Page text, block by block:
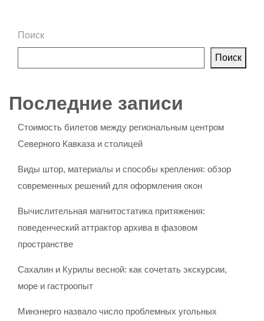
Поиск
Поиск
Последние записи
Стоимость билетов между региональным центром
Северного Кавказа и столицей
Виды штор, материалы и способы крепления: обзор
современных решений для оформления окон
Вычислительная магнитостатика притяжения:
поведенческий аттрактор архива в фазовом
пространстве
Сахалин и Курилы весной: как сочетать экскурсии,
море и гастроопыт
Минэнерго назвало число проблемных угольных